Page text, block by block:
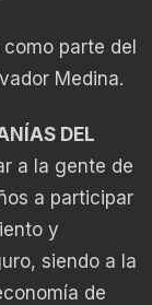
parte del
Medina.
DEL
a la gente de
a participar
y
siendo a la
de